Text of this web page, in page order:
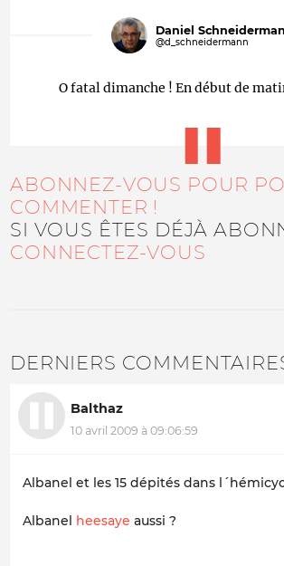
Daniel
@d_schneidermann
O fatal dimanche ! En début de
ABONNEZ-VOUS POUR
COMMENTER !
SI VOUS ÊTES DÉJÀ
CONNECTEZ-VOUS
DERNIERS
Balthaz
10 avril 2009 à 09:06:59
Albanel et les 15 dépités dans
Albanel heesaye aussi ?